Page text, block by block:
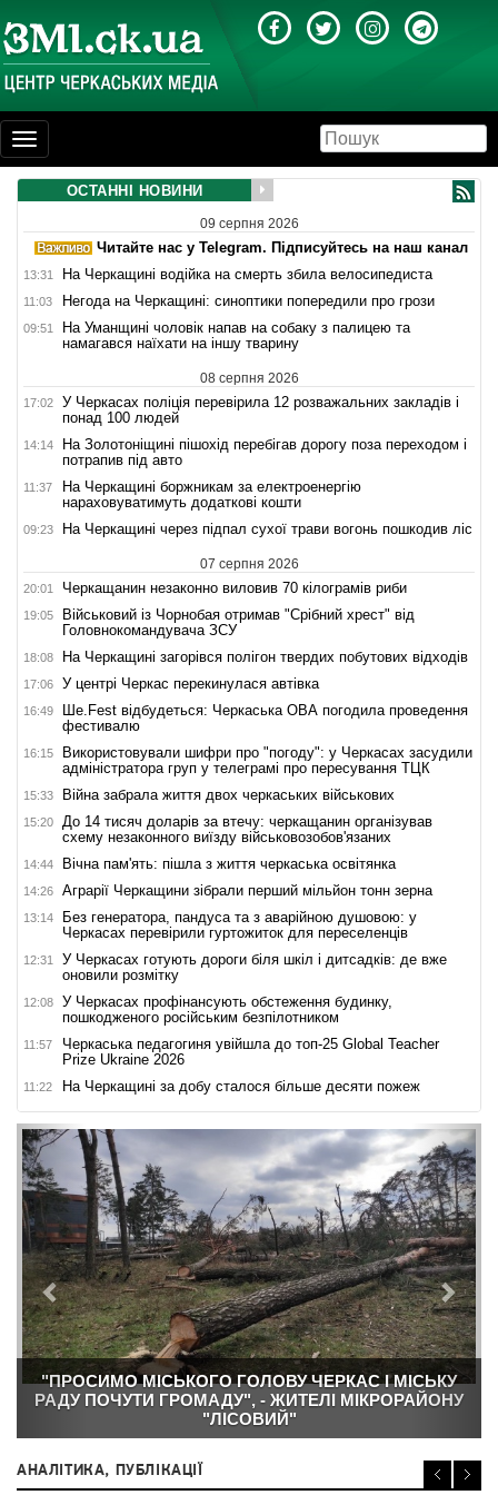
Toggle
navigation
ОСТАННІ НОВИНИ
09 серпня 2026
Читайте нас у Telegram. Підписуйтесь на наш канал
13:31 На Черкащині водійка на смерть збила велосипедиста
11:03 Негода на Черкащині: синоптики попередили про грози
09:51
На Уманщині чоловік напав на собаку з палицею та
намагався наїхати на іншу тварину
08 серпня 2026
17:02
У Черкасах поліція перевірила 12 розважальних закладів і
понад 100 людей
14:14
На Золотоніщині пішохід перебігав дорогу поза переходом і
потрапив під авто
11:37
На Черкащині боржникам за електроенергію
нараховуватимуть додаткові кошти
09:23 На Черкащині через підпал сухої трави вогонь пошкодив ліс
07 серпня 2026
20:01 Черкащанин незаконно виловив 70 кілограмів риби
19:05
Військовий із Чорнобая отримав "Срібний хрест" від
Головнокомандувача ЗСУ
18:08 На Черкащині загорівся полігон твердих побутових відходів
17:06 У центрі Черкас перекинулася автівка
16:49
Ше.Fest відбудеться: Черкаська ОВА погодила проведення
фестивалю
16:15
Використовували шифри про "погоду": у Черкасах засудили
адміністратора груп у телеграмі про пересування ТЦК
15:33 Війна забрала життя двох черкаських військових
15:20
До 14 тисяч доларів за втечу: черкащанин організував
схему незаконного виїзду військовозобов'язаних
14:44 Вічна пам'ять: пішла з життя черкаська освітянка
14:26 Аграрії Черкащини зібрали перший мільйон тонн зерна
13:14
Без генератора, пандуса та з аварійною душовою: у
Черкасах перевірили гуртожиток для переселенців
12:31
У Черкасах готують дороги біля шкіл і дитсадків: де вже
оновили розмітку
12:08
У Черкасах профінансують обстеження будинку,
пошкодженого російським безпілотником
11:57
Черкаська педагогиня увійшла до топ-25 Global Teacher
Prize Ukraine 2026
11:22 На Черкащині за добу сталося більше десяти пожеж
"ПРОСИМО МІСЬКОГО ГОЛОВУ ЧЕРКАС І МІСЬКУ
РАДУ ПОЧУТИ ГРОМАДУ", - ЖИТЕЛІ МІКРОРАЙОНУ
"ЛІСОВИЙ"
Назад
АНАЛІТИКА, ПУБЛІКАЦІЇ